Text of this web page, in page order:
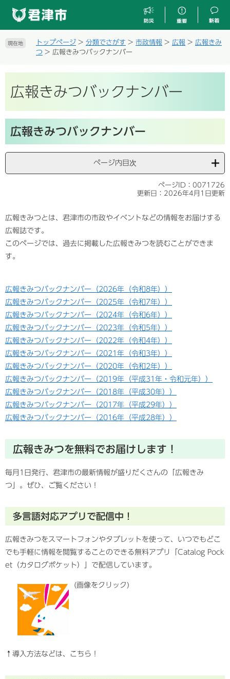
文
現在地 トップページ > 分類でさがす > 市政情報 > 広報 > 広報きみ
つ > 広報きみつバックナンバー
広報きみつバックナンバー
文広報きみつバックナンバー
ページ内目次
ページID：0071726
更新日：2026年4月1日更新
広報きみつとは、君津市の市政やイベントなどの情報をお届けする
広報誌です。
このページでは、過去に掲載した広報きみつを読むことができま
す。
​広報きみつバックナンバー（2026年（令和8年））
広報きみつバックナンバー（2025年（令和7年））
広報きみつバックナンバー（2024年（令和6年））
広報きみつバックナンバー（2023年（令和5年））
広報きみつバックナンバー（2022年（令和4年））
​広報きみつバックナンバー（2021年（令和3年））
広報きみつバックナンバー（2020年（令和2年））
​広報きみつバックナンバー（2019年（平成31年・令和元年））
​広報きみつバックナンバー（2018年（平成30年））
​広報きみつバックナンバー（2017年（平成29年））
​広報きみつバックナンバー（2016年（平成28年））
広報きみつを無料でお届けします！
毎月1日発行、君津市の最新情報が盛りだくさんの「広報きみ
つ」。ぜひ、ご覧ください！
多言語対応アプリで配信中！
広報きみつをスマートフォンやタブレットを使って、いつでもどこ
でも手軽に情報を閲覧することのできる無料アプリ「Catalog Pock
et（カタログポケット）」で配信しています。
(画像をクリック)​
↑導入方法などは、こちら！